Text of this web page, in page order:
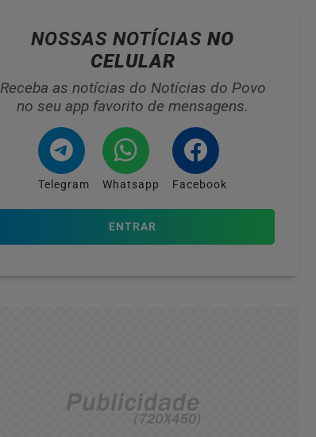
NOSSAS NOTÍCIASNO
CELULAR
Receba as notícias do Notícias do Povo
no seu app favorito de mensagens.
Telegram Whatsapp Facebook
ENTRAR